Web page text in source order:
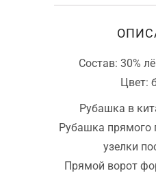
Состав: 30%
Цвет:
Рубашка в
Рубашка прямого
узелки
Прямой ворот